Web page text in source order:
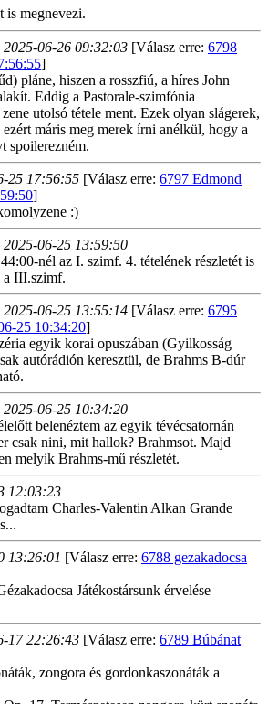
is megnevezi.
2025-06-26 09:32:03 [Válasz erre: 6798
]
pláne, hiszen a rosszfiú, a híres John
Eddig a Pastorale-szimfónia
utolsó tétele ment. Ezek olyan slágerek,
máris meg merek írni anélkül, hogy a
spoilerezném.
25 17:56:55 [Válasz erre: 6797 Edmond
]
:)
2025-06-25 13:59:50
nél az I. szimf. 4. tételének részletét is
a III.szimf.
2025-06-25 13:55:14 [Válasz erre: 6795
25 10:34:20]
egyik korai opuszában (Gyilkosság
autórádión keresztül, de Brahms B-dúr
2025-06-25 10:34:20
belenéztem az egyik tévécsatornán
csak nini, mit hallok? Brahmsot. Majd
melyik Brahms-mű részletét.
12:03:23
Charles-Valentin Alkan Grande
13:26:01 [Válasz erre: 6788 gezakadocsa
Játékostársunk érvelése
17 22:26:43 [Válasz erre: 6789 Búbánat
zongora és gordonkaszonáták a